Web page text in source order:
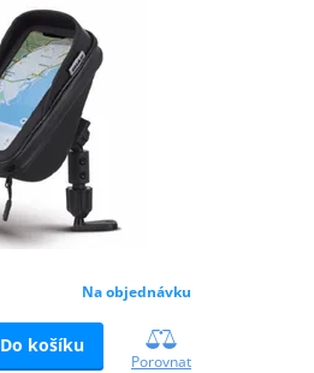
Na objednávku
Do košíku
Porovnat